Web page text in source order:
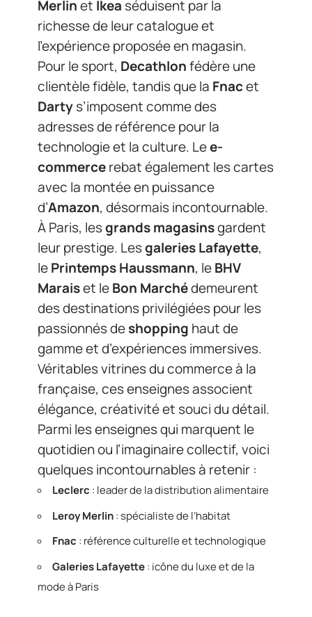
Merlinet Ikea séduisent par la
richesse de leur catalogue et
l’expérience proposée en magasin.
Pour le sport, Decathlonfédère une
clientèle fidèle, tandis que la Fnacet
Dartys’imposent comme des
adresses de référence pour la
technologie et la culture. Lee-
commercerebat également les cartes
avec la montée en puissance
d’Amazon, désormais incontournable.
À Paris, lesgrands magasinsgardent
leur prestige. Lesgaleries Lafayette,
lePrintemps Haussmann, leBHV
Maraiset leBon Marchédemeurent
des destinations privilégiées pour les
passionnés deshopping haut de
gamme et d’expériences immersives.
Véritables vitrines du commerce à la
française, ces enseignes associent
élégance, créativité et souci du détail.
Parmi les enseignes qui marquent le
quotidien ou l’imaginaire collectif, voici
quelques incontournables à retenir :
Leclerc : leader de la distribution alimentaire
Leroy Merlin: spécialiste de l’habitat
Fnac : référence culturelle et technologique
Galeries Lafayette: icône du luxe et de la
mode à Paris